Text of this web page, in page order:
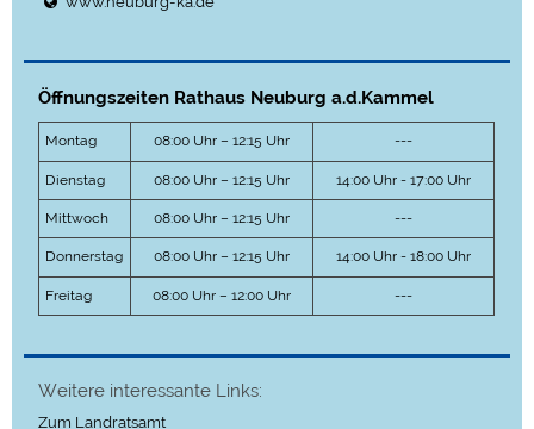
Öffnungszeiten Rathaus Neuburg a.d.Kammel
Montag 08:00 Uhr – 12:15 Uhr ---
Dienstag 08:00 Uhr – 12:15 Uhr 14:00 Uhr - 17:00 Uhr
Mittwoch 08:00 Uhr – 12:15 Uhr ---
Donnerstag 08:00 Uhr – 12:15 Uhr 14:00 Uhr - 18:00 Uhr
Freitag 08:00 Uhr – 12:00 Uhr ---
Weitere interessante Links:
Zum Landratsamt